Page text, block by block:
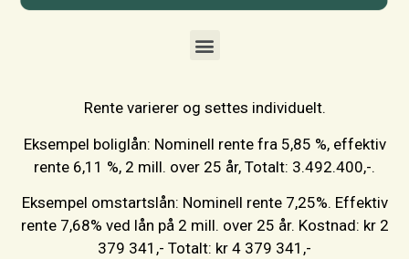
Rente varierer og settes individuelt.
Eksempel boliglån: Nominell rente fra 5,85 %, effektiv
rente 6,11 %, 2 mill. over 25 år, Totalt: 3.492.400,-.
Eksempel omstartslån: Nominell rente 7,25%. Effektiv
rente 7,68% ved lån på 2 mill. over 25 år. Kostnad: kr 2
379 341,- Totalt: kr 4 379 341,-